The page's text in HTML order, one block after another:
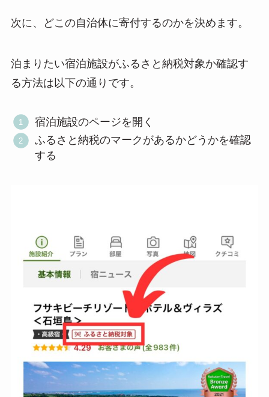
次に、どこの自治体に寄付するのかを決めます。
泊まりたい宿泊施設がふるさと納税対象か確認す
る方法は以下の通りです。
宿泊施設のページを開く
ふるさと納税のマークがあるかどうかを確認
する